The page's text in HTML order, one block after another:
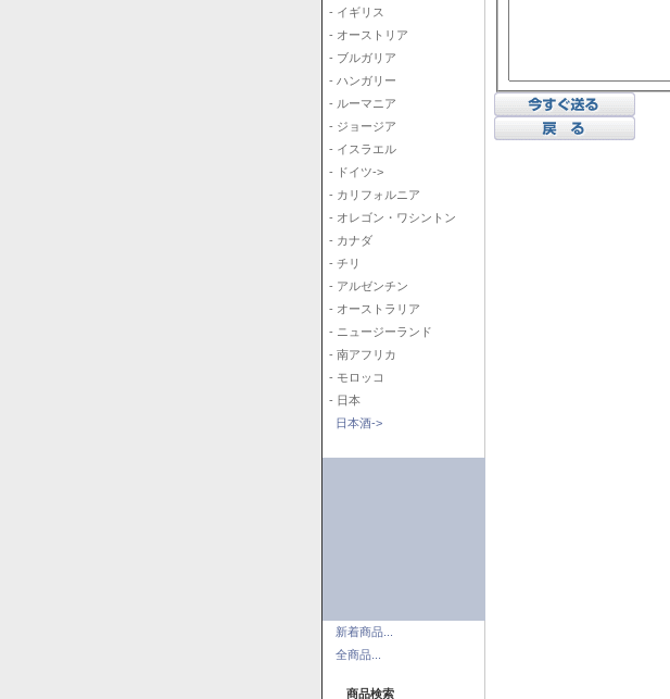
- イギリス
- オーストリア
- ブルガリア
- ハンガリー
- ルーマニア
- ジョージア
- イスラエル
- ドイツ->
- カリフォルニア
- オレゴン・ワシントン
- カナダ
- チリ
- アルゼンチン
- オーストラリア
- ニュージーランド
- 南アフリカ
- モロッコ
- 日本
日本酒->
新着商品...
全商品...
商品検索